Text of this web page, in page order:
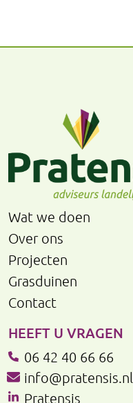
Wat we doen
Over ons
Projecten
Grasduinen
Contact
HEEFT U VRAGEN
06 42 40 66 66
info@pratensis.nl
Pratensis